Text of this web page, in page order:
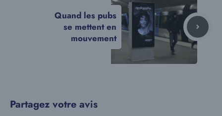
Quand les pubs
se mettent en
mouvement
Partagez votre avis